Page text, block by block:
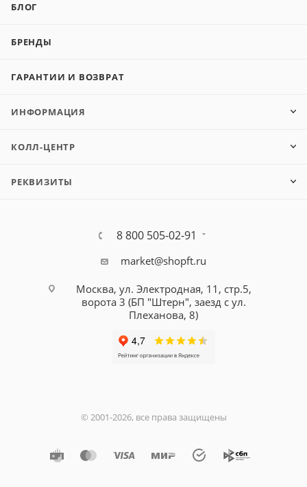
БЛОГ
БРЕНДЫ
ГАРАНТИИ И ВОЗВРАТ
ИНФОРМАЦИЯ
КОЛЛ-ЦЕНТР
РЕКВИЗИТЫ
8 800 505-02-91
market@shopft.ru
Москва, ул. Электродная, 11, стр.5,
ворота 3 (БП "Штерн", заезд с ул.
Плеханова, 8)
© 2001-2026, все права защищены